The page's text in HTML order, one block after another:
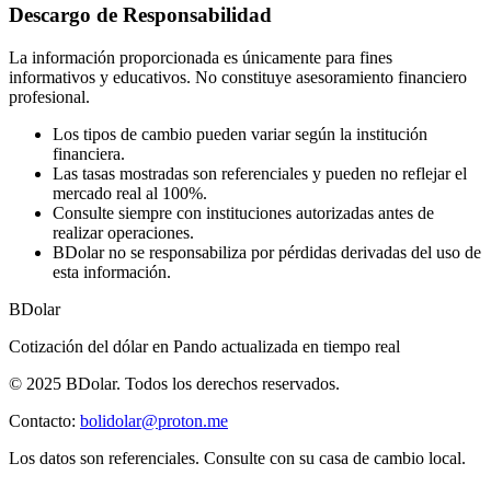
Descargo de Responsabilidad
La información proporcionada es únicamente para fines
informativos y educativos. No constituye asesoramiento financiero
profesional.
Los tipos de cambio pueden variar según la institución
financiera.
Las tasas mostradas son referenciales y pueden no reflejar el
mercado real al 100%.
Consulte siempre con instituciones autorizadas antes de
realizar operaciones.
BDolar no se responsabiliza por pérdidas derivadas del uso de
esta información.
BDolar
Cotización del dólar en Pando actualizada en tiempo real
© 2025 BDolar. Todos los derechos reservados.
Contacto: bolidolar@proton.me
Los datos son referenciales. Consulte con su casa de cambio local.